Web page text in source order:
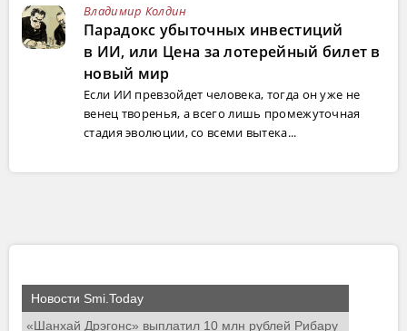
Владимир Колдин
Парадокс убыточных инвестиций
в ИИ, или Цена за лотерейный билет в
новый мир
Если ИИ превзойдет человека, тогда он уже не
венец творенья, а всего лишь промежуточная
стадия эволюции, со всеми вытека...